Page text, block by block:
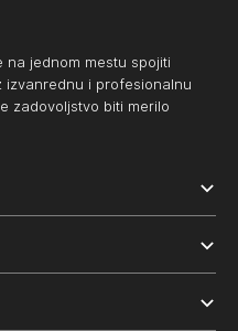
na jednom mestu spojiti
izvanrednu i profesionalnu
zadovoljstvo biti merilo